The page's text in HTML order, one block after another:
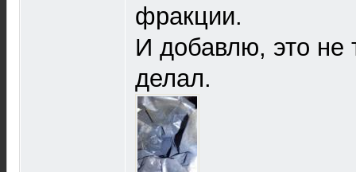
фракции.
И добавлю, это не
делал.